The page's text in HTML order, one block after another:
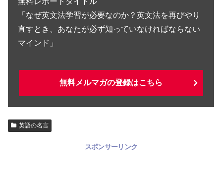
「なぜ英文法学習が必要なのか？英文法を再びやり
直すとき、あなたが必ず知っていなければならない
マインド」
無料メルマガの登録はこちら
英語の名言
スポンサーリンク